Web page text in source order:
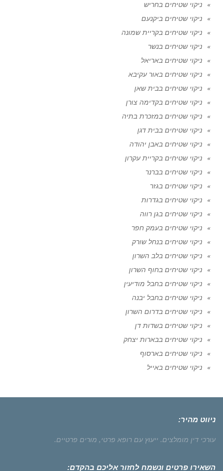
ניקוי שטיחים בחריש
ניקוי שטיחים ביקנעם
ניקוי שטיחים בקריית שמונה
ניקוי שטיחים בנשר
ניקוי שטיחים באריאל
ניקוי שטיחים באור עקיבא
ניקוי שטיחים בבית שאן
ניקוי שטיחים בקדימה צורן
ניקוי שטיחים במזכרת בתיה
ניקוי שטיחים בבית דגן
ניקוי שטיחים באבן יהודה
ניקוי שטיחים בקריית עקרון
ניקוי שטיחים בברנר
ניקוי שטיחים בגזר
ניקוי שטיחים בגדרות
ניקוי שטיחים בגן רווה
ניקוי שטיחים בעמק חפר
ניקוי שטיחים בנחל שורק
ניקוי שטיחים בלב השרון
ניקוי שטיחים בחוף השרון
ניקוי שטיחים בחבל מודיעין
ניקוי שטיחים בחבל יבנה
ניקוי שטיחים בדרום השרון
ניקוי שטיחים בשדות דן
ניקוי שטיחים בבארות יצחק
ניקוי שטיחים בארסוף
ניקוי שטיחים באייל
ניווט מהיר:
עורכי דין מומלצים. ייעוץ עם רופא פרטי, מורים פרטיים.
השאירו פרטים ונשמח לחזור אליכם בהקדם: